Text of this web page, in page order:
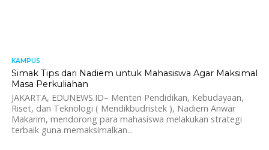
KAMPUS
Simak Tips dari Nadiem untuk Mahasiswa Agar Maksimal
Masa Perkuliahan
JAKARTA, EDUNEWS.ID– Menteri Pendidikan, Kebudayaan,
Riset, dan Teknologi ( Mendikbudristek ), Nadiem Anwar
Makarim, mendorong para mahasiswa melakukan strategi
terbaik guna memaksimalkan...